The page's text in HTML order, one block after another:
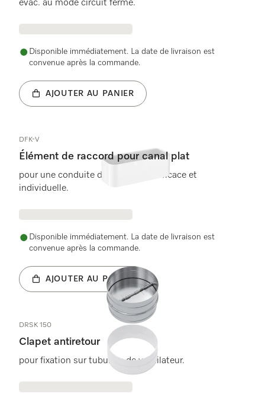
évac. au mode circuit fermé.
Disponible immédiatement. La date de livraison est
convenue après la commande.
AJOUTER AU PANIER
DFK-V
Élément de raccord pour canal plat
pour une conduite de l&apos;air efficace et
individuelle.
Disponible immédiatement. La date de livraison est
convenue après la commande.
AJOUTER AU PANIER
DRSK 150
Clapet antiretour
pour fixation sur tubulure de ventilateur.